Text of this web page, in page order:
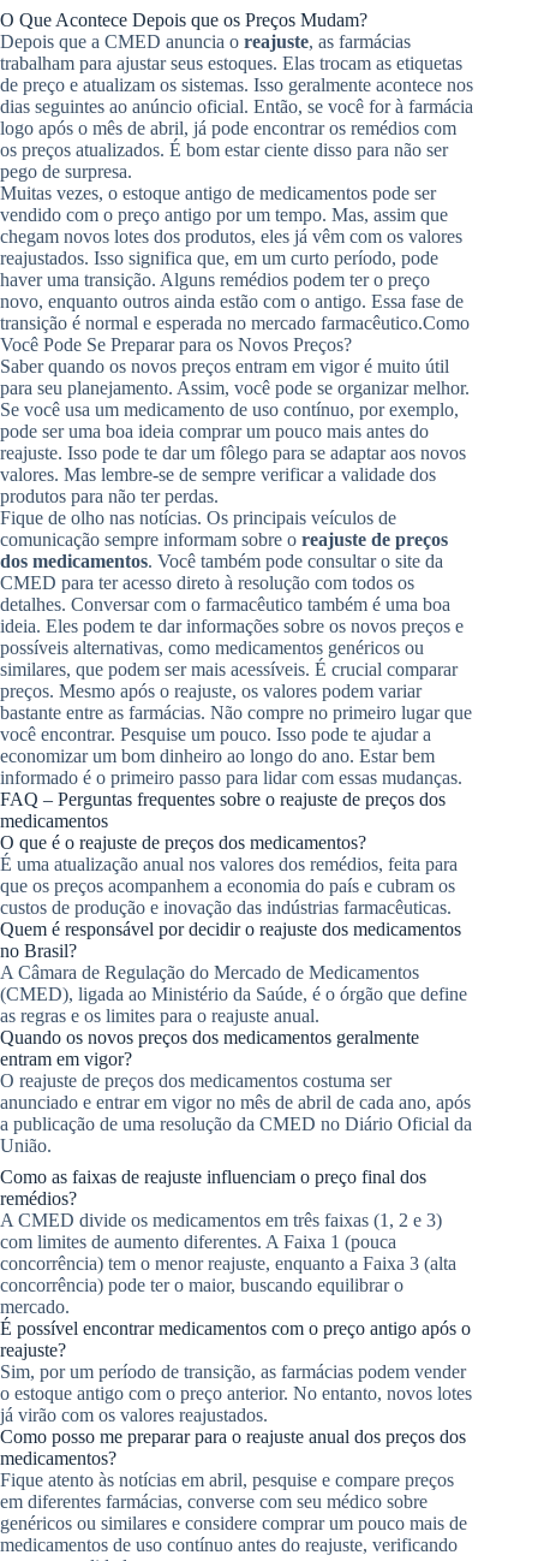
O Que Acontece Depois que os Preços Mudam?
Depois que a CMED anuncia o reajuste, as farmácias
trabalham para ajustar seus estoques. Elas trocam as etiquetas
de preço e atualizam os sistemas. Isso geralmente acontece nos
dias seguintes ao anúncio oficial. Então, se você for à farmácia
logo após o mês de abril, já pode encontrar os remédios com
os preços atualizados. É bom estar ciente disso para não ser
pego de surpresa.
Muitas vezes, o estoque antigo de medicamentos pode ser
vendido com o preço antigo por um tempo. Mas, assim que
chegam novos lotes dos produtos, eles já vêm com os valores
reajustados. Isso significa que, em um curto período, pode
haver uma transição. Alguns remédios podem ter o preço
novo, enquanto outros ainda estão com o antigo. Essa fase de
transição é normal e esperada no mercado farmacêutico.Como
Você Pode Se Preparar para os Novos Preços?
Saber quando os novos preços entram em vigor é muito útil
para seu planejamento. Assim, você pode se organizar melhor.
Se você usa um medicamento de uso contínuo, por exemplo,
pode ser uma boa ideia comprar um pouco mais antes do
reajuste. Isso pode te dar um fôlego para se adaptar aos novos
valores. Mas lembre-se de sempre verificar a validade dos
produtos para não ter perdas.
Fique de olho nas notícias. Os principais veículos de
comunicação sempre informam sobre o reajuste de preços
dos medicamentos. Você também pode consultar o site da
CMED para ter acesso direto à resolução com todos os
detalhes. Conversar com o farmacêutico também é uma boa
ideia. Eles podem te dar informações sobre os novos preços e
possíveis alternativas, como medicamentos genéricos ou
similares, que podem ser mais acessíveis. É crucial comparar
preços. Mesmo após o reajuste, os valores podem variar
bastante entre as farmácias. Não compre no primeiro lugar que
você encontrar. Pesquise um pouco. Isso pode te ajudar a
economizar um bom dinheiro ao longo do ano. Estar bem
informado é o primeiro passo para lidar com essas mudanças.
FAQ – Perguntas frequentes sobre o reajuste de preços dos
medicamentos
O que é o reajuste de preços dos medicamentos?
É uma atualização anual nos valores dos remédios, feita para
que os preços acompanhem a economia do país e cubram os
custos de produção e inovação das indústrias farmacêuticas.
Quem é responsável por decidir o reajuste dos medicamentos
no Brasil?
A Câmara de Regulação do Mercado de Medicamentos
(CMED), ligada ao Ministério da Saúde, é o órgão que define
as regras e os limites para o reajuste anual.
Quando os novos preços dos medicamentos geralmente
entram em vigor?
O reajuste de preços dos medicamentos costuma ser
anunciado e entrar em vigor no mês de abril de cada ano, após
a publicação de uma resolução da CMED no Diário Oficial da
União.
Como as faixas de reajuste influenciam o preço final dos
remédios?
A CMED divide os medicamentos em três faixas (1, 2 e 3)
com limites de aumento diferentes. A Faixa 1 (pouca
concorrência) tem o menor reajuste, enquanto a Faixa 3 (alta
concorrência) pode ter o maior, buscando equilibrar o
mercado.
É possível encontrar medicamentos com o preço antigo após o
reajuste?
Sim, por um período de transição, as farmácias podem vender
o estoque antigo com o preço anterior. No entanto, novos lotes
já virão com os valores reajustados.
Como posso me preparar para o reajuste anual dos preços dos
medicamentos?
Fique atento às notícias em abril, pesquise e compare preços
em diferentes farmácias, converse com seu médico sobre
genéricos ou similares e considere comprar um pouco mais de
medicamentos de uso contínuo antes do reajuste, verificando